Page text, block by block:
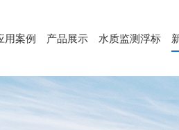
用案例 产品展示 水质监测浮标